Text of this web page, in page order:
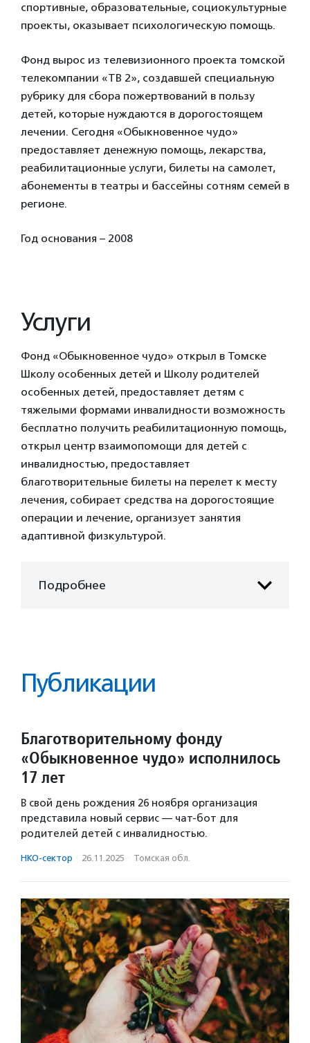
спортивные, образовательные, социокультурные
проекты, оказывает психологическую помощь.
Фонд вырос из телевизионного проекта томской
телекомпании «ТВ 2», создавшей специальную
рубрику для сбора пожертвований в пользу
детей, которые нуждаются в дорогостоящем
лечении. Сегодня «Обыкновенное чудо»
предоставляет денежную помощь, лекарства,
реабилитационные услуги, билеты на самолет,
абонементы в театры и бассейны сотням семей в
регионе.
Год основания – 2008
Услуги
Фонд «Обыкновенное чудо» открыл в Томске
Школу особенных детей и Школу родителей
особенных детей, предоставляет детям с
тяжелыми формами инвалидности возможность
бесплатно получить реабилитационную помощь,
открыл центр взаимопомощи для детей с
инвалидностью, предоставляет
благотворительные билеты на перелет к месту
лечения, собирает средства на дорогостоящие
операции и лечение, организует занятия
адаптивной физкультурой.
Подробнее
Публикации
Благотворительному фонду
«Обыкновенное чудо» исполнилось
17 лет
В свой день рождения 26 ноября организация
представила новый сервис — чат-бот для
родителей детей с инвалидностью.
НКО-сектор · 26.11.2025 · Томская обл.